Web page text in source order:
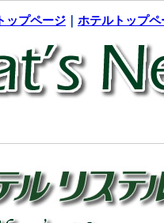
ップページ ｜ ホテルトップペ